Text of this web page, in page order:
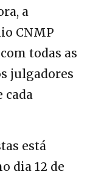
a
CNMP
todas as
julgadores
cada
está
dia 12 de